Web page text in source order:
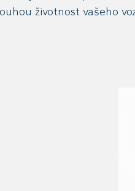
životnost vašeho